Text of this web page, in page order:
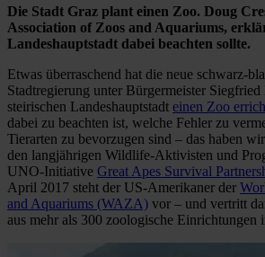
Die Stadt Graz plant einen Zoo. Doug
Association of Zoos and Aquariums,
Landeshauptstadt dabei beachten sollte.
Etwas überraschend hat die neue schwarz-
Stadtregierung unter Bürgermeister
steirischen Landeshauptstadt einen Zoo
dabei zu beachten ist, welche Fehler zu
Tierarten zu bevorzugen sind – das haben
den langjährigen Wildlife-Aktivisten und
UNO-Initiative Great Apes Survival
April 2017 steht der US-Amerikaner der
and Aquariums (WAZA) vor – und vertritt
aus mehr als 300 zoologische Einrichtungen